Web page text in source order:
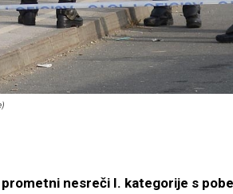
nesreči I. kategorije s